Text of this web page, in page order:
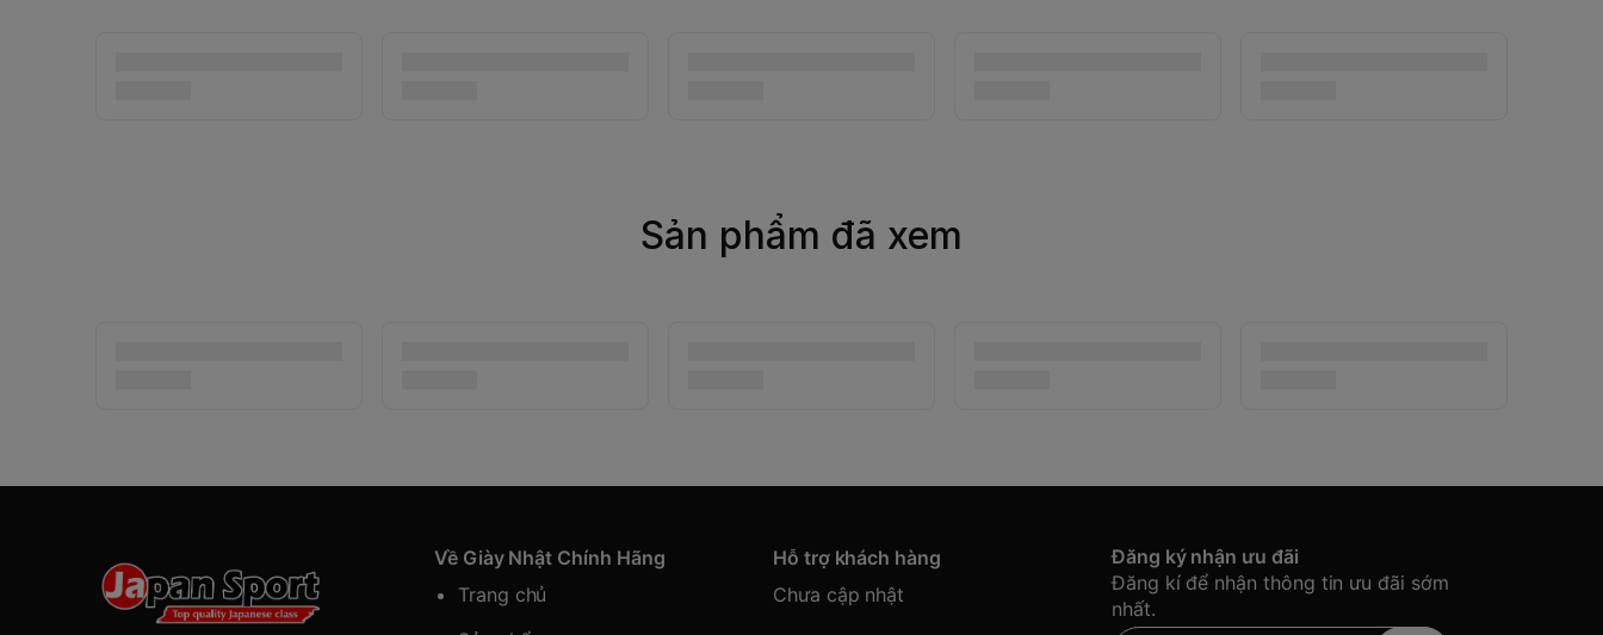
Sản phẩm đã xem
Về Giày Nhật Chính Hãng
Trang chủ
Hỗ trợ khách hàng
Chưa cập nhật
Đăng ký nhận ưu đãi
Đăng kí để nhận thông tin ưu đãi sớm
nhất.